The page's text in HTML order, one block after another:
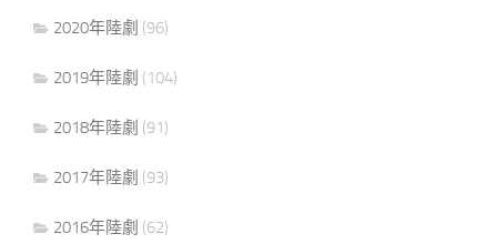
2020年陸劇 (96)
2019年陸劇 (104)
2018年陸劇 (91)
2017年陸劇 (93)
2016年陸劇 (62)